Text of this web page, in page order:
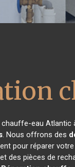
eau Atlantic
. Nous offrons des
pour réparer
des pièces de